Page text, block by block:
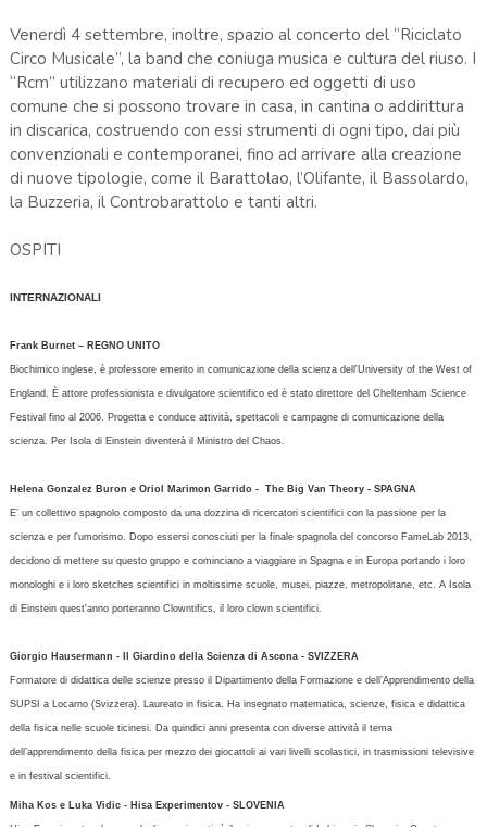
Venerdì 4 settembre, inoltre, spazio al concerto del “Riciclato
Circo Musicale”, la band che coniuga musica e cultura del riuso. I
“Rcm” utilizzano materiali di recupero ed oggetti di uso
comune che si possono trovare in casa, in cantina o addirittura
in discarica, costruendo con essi strumenti di ogni tipo, dai più
convenzionali e contemporanei, fino ad arrivare alla creazione
di nuove tipologie, come il Barattolao, l’Olifante, il Bassolardo,
la Buzzeria, il Controbarattolo e tanti altri.
OSPITI
INTERNAZIONALI
Frank Burnet – REGNO UNITO
Biochimico inglese, è professore emerito in comunicazione della scienza dell'University of the West of
England. È attore professionista e divulgatore scientifico ed è stato direttore del Cheltenham Science
Festival fino al 2006. Progetta e conduce attività, spettacoli e campagne di comunicazione della
scienza. Per Isola di Einstein diventerà il Ministro del Chaos.
Helena Gonzalez Buron e Oriol Marimon Garrido - The Big Van Theory - SPAGNA
E’ un collettivo spagnolo composto da una dozzina di ricercatori scientifici con la passione per la
scienza e per l'umorismo. Dopo essersi conosciuti per la finale spagnola del concorso FameLab 2013,
decidono di mettere su questo gruppo e cominciano a viaggiare in Spagna e in Europa portando i loro
monologhi e i loro sketches scientifici in moltissime scuole, musei, piazze, metropolitane, etc. A Isola
di Einstein quest'anno porteranno Clowntifics, il loro clown scientifici.
Giorgio Hausermann - Il Giardino della Scienza di Ascona - SVIZZERA
Formatore di didattica delle scienze presso il Dipartimento della Formazione e dell’Apprendimento della
SUPSI a Locarno (Svizzera). Laureato in fisica. Ha insegnato matematica, scienze, fisica e didattica
della fisica nelle scuole ticinesi. Da quindici anni presenta con diverse attività il tema
dell’apprendimento della fisica per mezzo dei giocattoli ai vari livelli scolastici, in trasmissioni televisive
e in festival scientifici.
Miha Kos e Luka Vidic - Hisa Experimentov - SLOVENIA